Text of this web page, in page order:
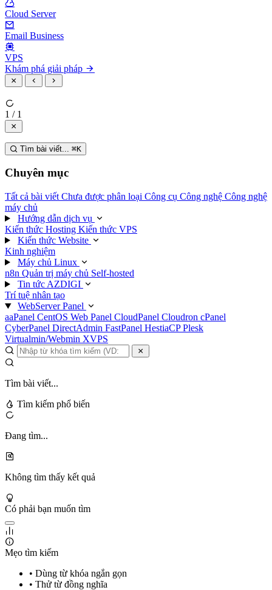
Cloud Server
Email Business
VPS
Khám phá giải pháp
1 / 1
Tìm bài viết... ⌘K
Chuyên mục
Tất cả bài viết Chưa được phân loại Công cụ Công nghệ Công nghệ
máy chủ
Hướng dẫn dịch vụ
Kiến thức Hosting Kiến thức VPS
Kiến thức Website
Kinh nghiệm
Máy chủ Linux
n8n Quản trị máy chủ Self-hosted
Tin tức AZDIGI
Trí tuệ nhân tạo
WebServer Panel
aaPanel CentOS Web Panel CloudPanel Cloudron cPanel
CyberPanel DirectAdmin FastPanel HestiaCPPlesk
Virtualmin/Webmin XVPS
Tìm bài viết...
Tìm kiếm phổ biến
Đang tìm...
Không tìm thấy kết quả
Có phải bạn muốn tìm
Mẹo tìm kiếm
• Dùng từ khóa ngắn gọn
• Thử từ đồng nghĩa